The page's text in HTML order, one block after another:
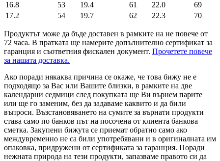
16.8
53 19.4 61 22.0
69
17.2
54 19.7 62 22.3 70
Продуктът може да бъде доставен в рамките на не повече от
72 часа. В пратката ще намерите допълнително сертификат за
гаранция и съответния фискален документ. Прочетете повече
за нашата доставка.
Ако поради някаква причина се окаже, че това бижу не е
подходящо за Вас или Вашите близки, в рамките на две
календарни седмици след покупката ще Ви върнем парите
или ще го заменим, без да задаваме каквито и да били
въпроси. Възстановяването на сумите за върнати продукти
става само по банков път на посочена от клиента банкова
сметка. Закупени бижута се приемат обратно само ако
междувременно не са били употребявани и в оригиналната им
опаковка, придружени от сертификата за гаранция. Поради
нежната природа на тези продукти, запазваме правото си да